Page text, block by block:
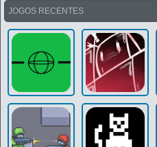
JOGOS RECENTES